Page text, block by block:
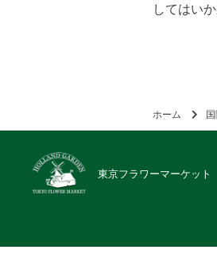
してはい
ホーム
東京フラワーマーケット